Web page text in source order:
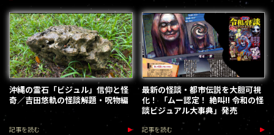
沖縄の霊石「ビジュル」信仰と怪
奇／吉田悠軌の怪談解題・呪物編
記事を読む
最新の怪談・都市伝説を大胆可視
化！ 「ムー認定！ 絶叫!! 令和の怪
談ビジュアル大事典」発売
記事を読む